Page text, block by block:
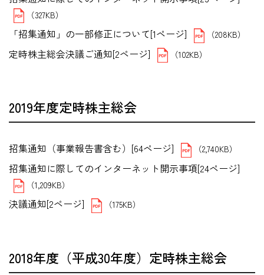
（327KB）
「招集通知」の一部修正について[1ページ] （208KB）
定時株主総会決議ご通知[2ページ] （102KB）
2019年度定時株主総会
招集通知（事業報告書含む）[64ページ] （2,740KB）
招集通知に際してのインターネット開示事項[24ページ]
（1,209KB）
決議通知[2ページ] （175KB）
2018年度（平成30年度）定時株主総会